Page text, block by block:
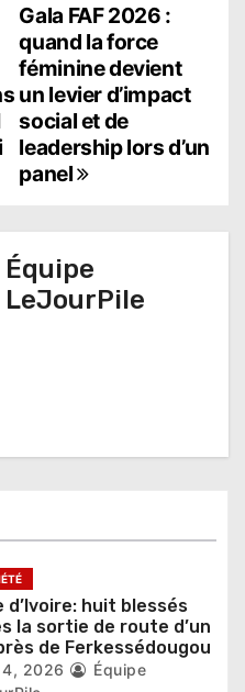
Gala FAF 2026 :
quand la force
féminine devient
un levier d’impact
social et de
leadership lors d’un
panel
Équipe
LeJourPile
d’Ivoire: huit blessés
la sortie de route d’un
de Ferkessédougou
4, 2026
Équipe